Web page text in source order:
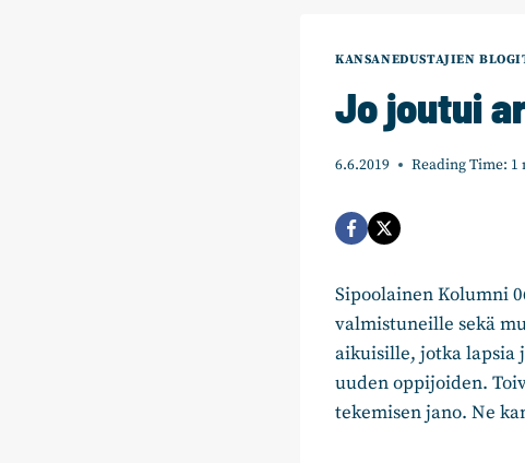
KANSANEDUSTAJIEN
Jo joutui
6.6.2019 Reading Time: 1
Sipoolainen Kolumni
valmistuneille sekä
aikuisille, jotka lapsia
uuden oppijoiden.
tekemisen jano. Ne